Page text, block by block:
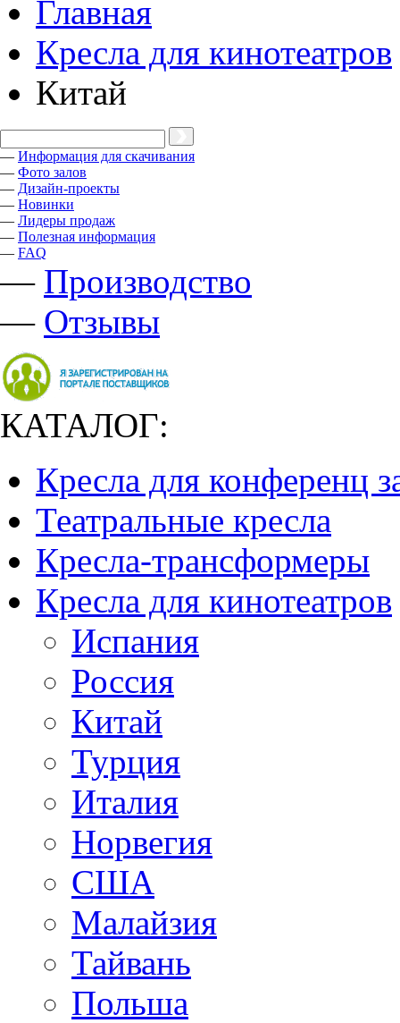
Главная
Кресла для кинотеатров
Китай
— Информация для скачивания
— Фото залов
— Дизайн-проекты
— Новинки
— Лидеры продаж
— Полезная информация
— FAQ
— Производство
— Отзывы
КАТАЛОГ:
Кресла для конференц
Театральные кресла
Кресла-трансформеры
Кресла для кинотеатров
Испания
Россия
Китай
Турция
Италия
Норвегия
США
Малайзия
Тайвань
Польша